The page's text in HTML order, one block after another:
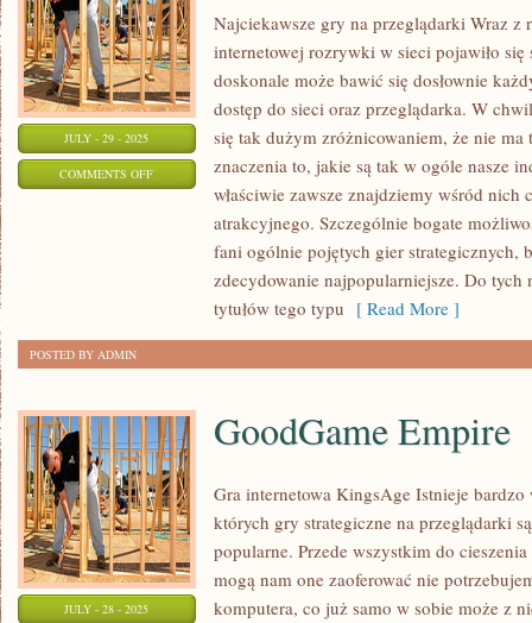
ROZKOSZ
JULY - 29 - 2025
COMMENTS OFFON
NAJCIEKAWSZE
Najciekawsze gry na przeglądarki Wraz z
internetowej rozrywki w sieci pojawiło
doskonale może bawić się dosłownie
dostęp do sieci oraz przeglądarka. W
się tak dużym zróżnicowaniem, że nie ma
znaczenia to, jakie są tak w ogóle nasze
właściwie zawsze znajdziemy wśród nich
atrakcyjnego. Szczególnie bogate
fani ogólnie pojętych gier strategicznych,
zdecydowanie najpopularniejsze. Do tych
tytułów tego typu [ Read More ]
POSTED BY ADMIN
JULY - 28 - 2025
GoodGame Empire
Gra internetowa KingsAge Istnieje
których gry strategiczne na przeglądarki
popularne. Przede wszystkim do
mogą nam one zaoferować nie
komputera, co już samo w sobie może z